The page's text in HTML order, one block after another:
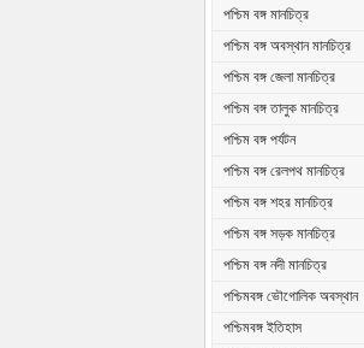
পশ্চিম বঙ্গ মানচিত্র
পশ্চিম বঙ্গ অবস্থান মানচিত্র
পশ্চিম বঙ্গ জেলা মানচিত্র
পশ্চিম বঙ্গ তালুক মানচিত্র
পশ্চিম বঙ্গ পর্যটন
পশ্চিম বঙ্গ রেলপথ মানচিত্র
পশ্চিম বঙ্গ শহর মানচিত্র
পশ্চিম বঙ্গ সড়ক মানচিত্র
পশ্চিম বঙ্গ নদী মানচিত্র
পশ্চিমবঙ্গ ভৌগোলিক অবস্থান
পশ্চিমবঙ্গ ইতিহাস